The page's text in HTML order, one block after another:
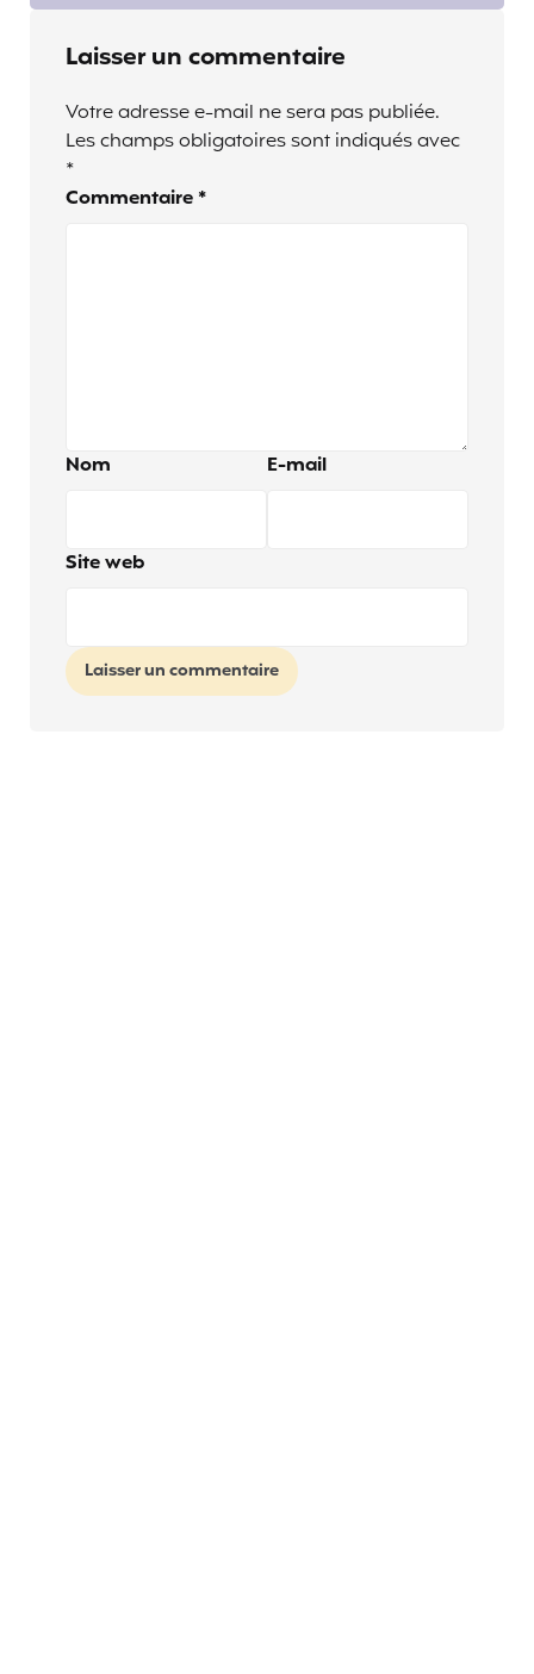
Laisser un commentaire
Votre adresse e-mail ne sera pas publiée.
Les champs obligatoires sont indiqués avec
*
Commentaire *
Nom E-mail
Site web